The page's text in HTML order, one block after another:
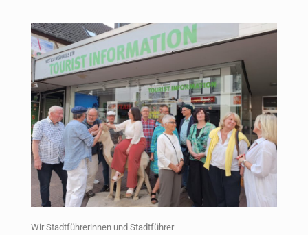
Wir Stadtführerinnen und Stadtführer